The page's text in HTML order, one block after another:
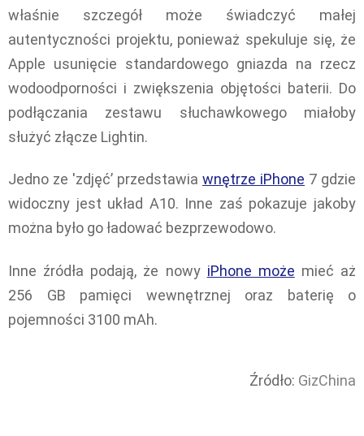
właśnie szczegół może świadczyć małej
autentyczności projektu, ponieważ spekuluje się, że
Apple usunięcie standardowego gniazda na rzecz
wodoodporności i zwiększenia objętości baterii. Do
podłączania zestawu słuchawkowego miałoby
służyć złącze Lightin.
Jedno ze 'zdjęć’ przedstawia wnętrze iPhone 7 gdzie
widoczny jest układ A10. Inne zaś pokazuje jakoby
można było go ładować bezprzewodowo.
Inne źródła podają, że nowy iPhone może mieć aż
256 GB pamięci wewnętrznej oraz baterię o
pojemności 3100 mAh.
Źródło: GizChina